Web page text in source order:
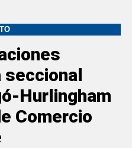
seccional
Hurlingham
Comercio